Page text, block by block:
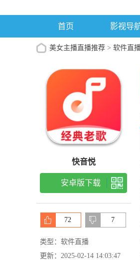
首页 影视导
美女主播直播推荐 > 软件直
快音悦
安卓版下载
72 7
类型：软件直播
更新：2025-02-14 14:03:47